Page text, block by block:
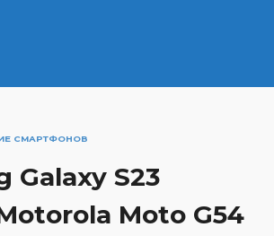
СМАРТФОНОВ
Galaxy S23
Moto G54